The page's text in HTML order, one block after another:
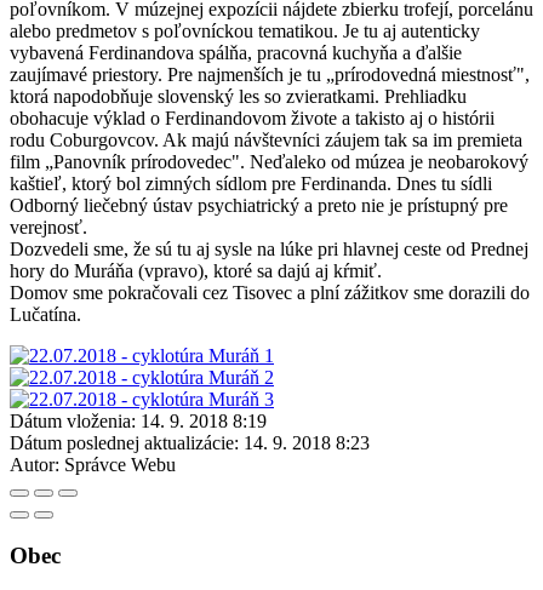
poľovníkom. V múzejnej expozícii nájdete zbierku trofejí, porcelánu
alebo predmetov s poľovníckou tematikou. Je tu aj autenticky
vybavená Ferdinandova spálňa, pracovná kuchyňa a ďalšie
zaujímavé priestory. Pre najmenších je tu „prírodovedná miestnosť",
ktorá napodobňuje slovenský les so zvieratkami. Prehliadku
obohacuje výklad o Ferdinandovom živote a takisto aj o histórii
rodu Coburgovcov. Ak majú návštevníci záujem tak sa im premieta
film „Panovník prírodovedec". Neďaleko od múzea je neobarokový
kaštieľ, ktorý bol zimných sídlom pre Ferdinanda. Dnes tu sídli
Odborný liečebný ústav psychiatrický a preto nie je prístupný pre
verejnosť.
Dozvedeli sme, že sú tu aj sysle na lúke pri hlavnej ceste od Prednej
hory do Muráňa (vpravo), ktoré sa dajú aj kŕmiť.
Domov sme pokračovali cez Tisovec a plní zážitkov sme dorazili do
Lučatína.
Dátum vloženia: 14. 9. 2018 8:19
Dátum poslednej aktualizácie: 14. 9. 2018 8:23
Autor: Správce Webu
Obec